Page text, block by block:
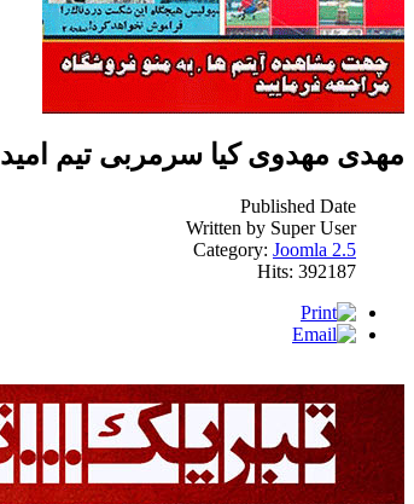
مهدی مهدوی کیا سرمربی تیم امید
Published Date
Written by Super User
Category: Joomla 2.5
Hits: 392187